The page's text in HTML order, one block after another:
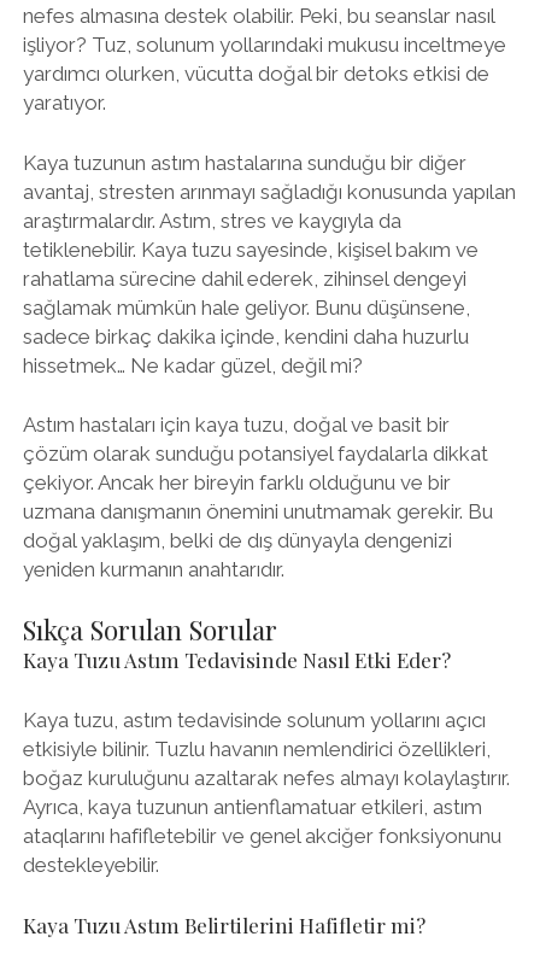
nefes almasına destek olabilir. Peki, bu seanslar nasıl
işliyor? Tuz, solunum yollarındaki mukusu inceltmeye
yardımcı olurken, vücutta doğal bir detoks etkisi de
yaratıyor.
Kaya tuzunun astım hastalarına sunduğu bir diğer
avantaj, stresten arınmayı sağladığı konusunda yapılan
araştırmalardır. Astım, stres ve kaygıyla da
tetiklenebilir. Kaya tuzu sayesinde, kişisel bakım ve
rahatlama sürecine dahil ederek, zihinsel dengeyi
sağlamak mümkün hale geliyor. Bunu düşünsene,
sadece birkaç dakika içinde, kendini daha huzurlu
hissetmek… Ne kadar güzel, değil mi?
Astım hastaları için kaya tuzu, doğal ve basit bir
çözüm olarak sunduğu potansiyel faydalarla dikkat
çekiyor. Ancak her bireyin farklı olduğunu ve bir
uzmana danışmanın önemini unutmamak gerekir. Bu
doğal yaklaşım, belki de dış dünyayla dengenizi
yeniden kurmanın anahtarıdır.
Sıkça Sorulan Sorular
Kaya Tuzu Astım Tedavisinde Nasıl Etki Eder?
Kaya tuzu, astım tedavisinde solunum yollarını açıcı
etkisiyle bilinir. Tuzlu havanın nemlendirici özellikleri,
boğaz kuruluğunu azaltarak nefes almayı kolaylaştırır.
Ayrıca, kaya tuzunun antienflamatuar etkileri, astım
ataqlarını hafifletebilir ve genel akciğer fonksiyonunu
destekleyebilir.
Kaya Tuzu Astım Belirtilerini Hafifletir mi?